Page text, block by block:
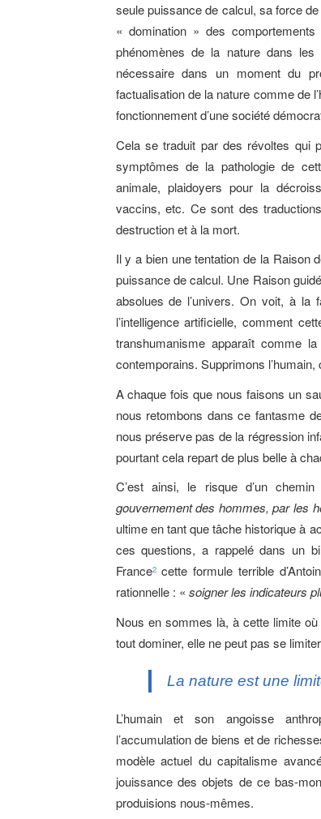
seule puissance de calcul, sa force
« domination » des
phénomènes de la nature dans
nécessaire dans un moment du
factualisation de la nature comme de
fonctionnement d’une société
Cela se traduit par des révoltes qui
symptômes de la pathologie de
animale, plaidoyers pour la
vaccins, etc. Ce sont des
destruction et à la mort.
Il y a bien une tentation de la Raison
puissance de calcul. Une Raison
absolues de l’univers. On voit, à la
l’intelligence artificielle, comment
transhumanisme apparaît comme
contemporains. Supprimons
A chaque fois que nous faisons un
nous retombons dans ce fantasme
nous préserve pas de la régression
pourtant cela repart de plus belle à
C’est ainsi, le risque d’un
gouvernement des hommes, par les
ultime en tant que tâche historique à
ces questions, a rappelé dans un
France2cette formule terrible
rationnelle : « soigner les indicateurs
Nous en sommes là, à cette limite
tout dominer, elle ne peut pas se
La nature est une
L’humain et son angoisse
l’accumulation de biens et de
modèle actuel du capitalisme
jouissance des objets de ce bas-
produisions nous-mêmes.